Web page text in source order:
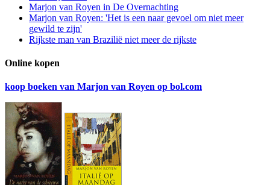
Marjon van Royen in De Overnachting
Marjon van Royen: 'Het is een naar gevoel om niet meer
gewild te zijn'
Rijkste man van Brazilië niet meer de rijkste
Online kopen
koop boeken van Marjon van Royen op bol.com